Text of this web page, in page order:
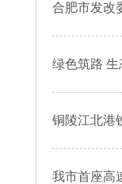
合肥市发改
绿色筑路
铜陵江北港
我市首座高